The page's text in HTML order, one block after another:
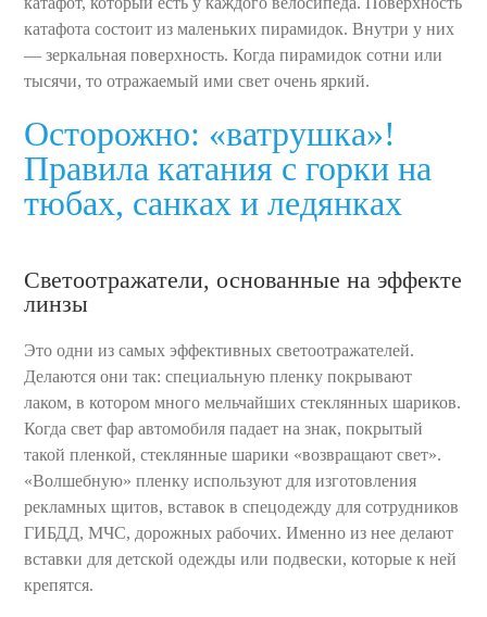
катафота состоит из маленьких пирамидок. Внутри у них
— зеркальная поверхность. Когда пирамидок сотни или
тысячи, то отражаемый ими свет очень яркий.
Осторожно: «ватрушка»!
Правила катания с горки на
тюбах, санках и ледянках
Светоотражатели, основанные на эффекте
линзы
Это одни из самых эффективных светоотражателей.
Делаются они так: специальную пленку покрывают
лаком, в котором много мельчайших стеклянных шариков.
Когда свет фар автомобиля падает на знак, покрытый
такой пленкой, стеклянные шарики «возвращают свет».
«Волшебную» пленку используют для изготовления
рекламных щитов, вставок в спецодежду для сотрудников
ГИБДД, МЧС, дорожных рабочих. Именно из нее делают
вставки для детской одежды или подвески, которые к ней
крепятся.